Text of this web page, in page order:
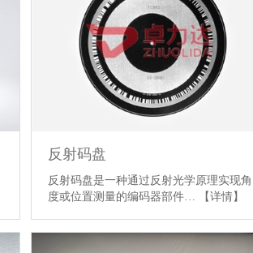
反射码盘
反射码盘是一种通过反射光学原理实现角
度或位置测量的编码器部件…
【详情】